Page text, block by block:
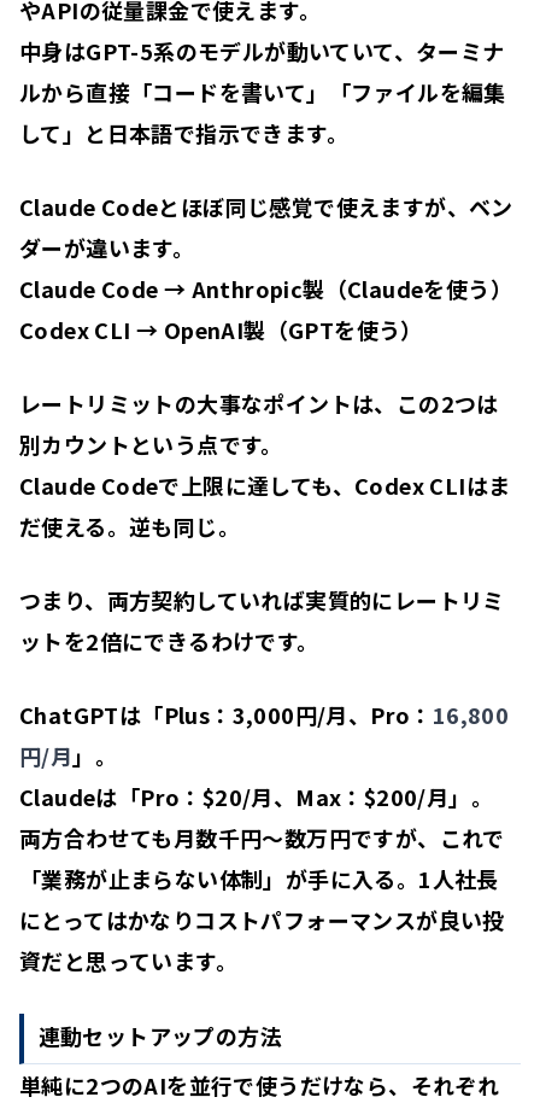
やAPIの従量課金で使えます。
中身はGPT-5系のモデルが動いていて、ターミナ
ルから直接「コードを書いて」「ファイルを編集
して」と日本語で指示できます。
Claude Codeとほぼ同じ感覚で使えますが、ベン
ダーが違います。
Claude Code → Anthropic製（Claudeを使う）
Codex CLI → OpenAI製（GPTを使う）
レートリミットの大事なポイントは、 この2つは
別カウントという点です。
Claude Codeで上限に達しても、Codex CLIはま
だ使える。逆も同じ。
つまり、両方契約していれば実質的にレートリミ
ットを2倍にできるわけです。
ChatGPTは「Plus：3,000円/月、Pro： 16,800
円/月 」。
Claudeは「Pro：$20/月、Max：$200/月 」。
両方合わせても月数千円〜数万円ですが、これで
「業務が止まらない体制」が手に入る。1人社長
にとってはかなりコストパフォーマンスが良い投
資だと思っています。
連動セットアップの方法
単純に2つのAIを並行で使うだけなら、それぞれ